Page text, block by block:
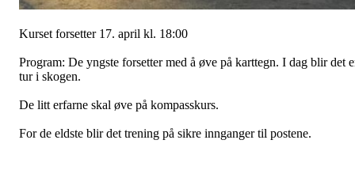
Kurset forsetter 17. april kl. 18:00
Program: De yngste forsetter med å øve på karttegn. I dag blir det
tur i skogen.
De litt erfarne skal øve på kompasskurs.
For de eldste blir det trening på sikre innganger til postene.